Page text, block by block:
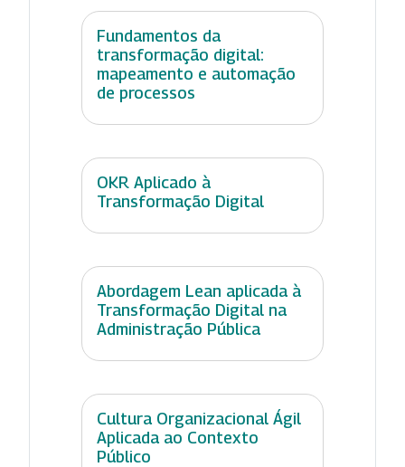
Fundamentos da
transformação digital:
mapeamento e automação
de processos
OKR Aplicado à
Transformação Digital
Abordagem Lean aplicada à
Transformação Digital na
Administração Pública
Cultura Organizacional Ágil
Aplicada ao Contexto
Público